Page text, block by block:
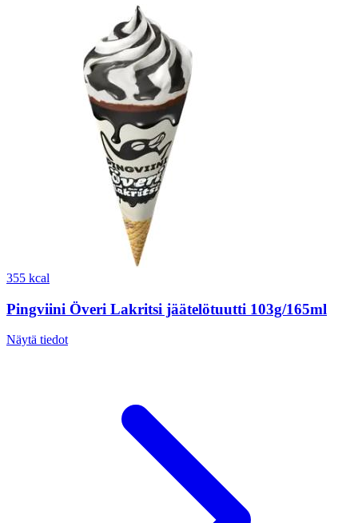
355 kcal
Pingviini Överi Lakritsi jäätelötuutti 103g/165ml
Näytä tiedot